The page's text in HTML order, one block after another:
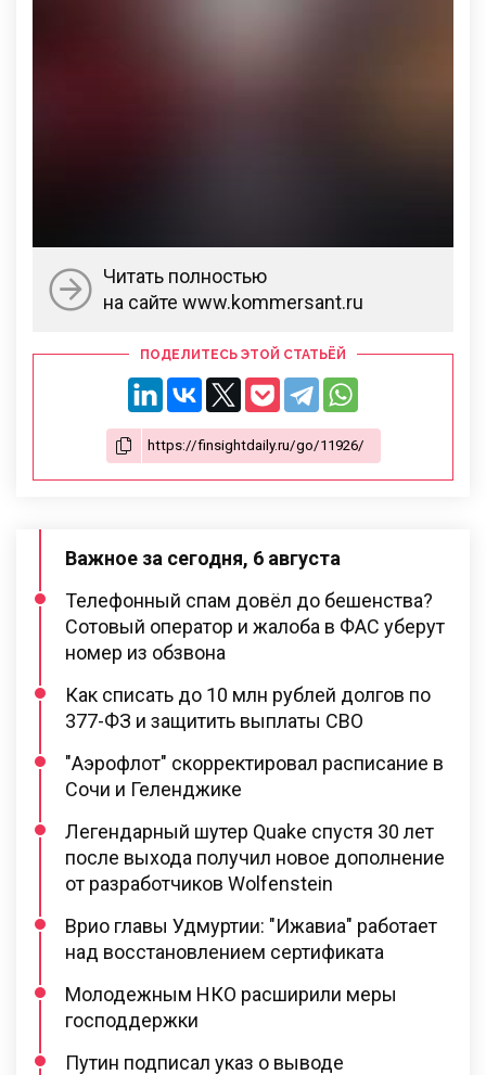
Читать полностью
на сайте www.kommersant.ru
ПОДЕЛИТЕСЬ ЭТОЙ СТАТЬЁЙ
Важное за сегодня, 6 августа
Телефонный спам довёл до бешенства?
Сотовый оператор и жалоба в ФАС уберут
номер из обзвона
Как списать до 10 млн рублей долгов по
377-ФЗ и защитить выплаты СВО
"Аэрофлот" скорректировал расписание в
Сочи и Геленджике
Легендарный шутер Quake спустя 30 лет
после выхода получил новое дополнение
от разработчиков Wolfenstein
Врио главы Удмуртии: "Ижавиа" работает
над восстановлением сертификата
Молодежным НКО расширили меры
господдержки
Путин подписал указ о выводе